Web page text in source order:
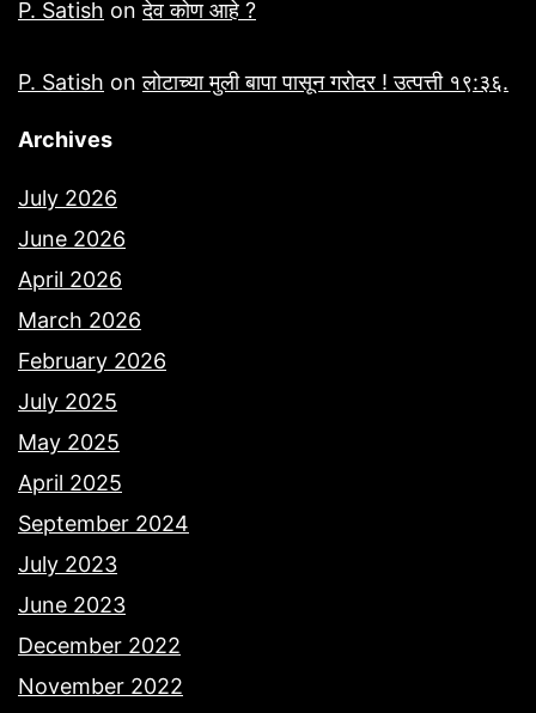
P. Satish onदेव कोण आहे ?
P. Satish onलोटाच्या मुली बापा पासून गरोदर ! उत्पत्ती १९:३६.
Archives
July 2026
June 2026
April 2026
March 2026
February 2026
July 2025
May 2025
April 2025
September 2024
July 2023
June 2023
December 2022
November 2022